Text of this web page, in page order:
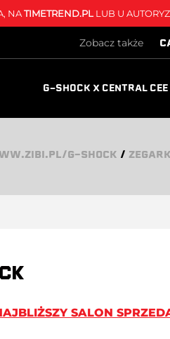
NATIMETREND.PLLUB U
Zobacz także
G-SHOCK X CENTRAL CEE
G-SHOCK /
SALON